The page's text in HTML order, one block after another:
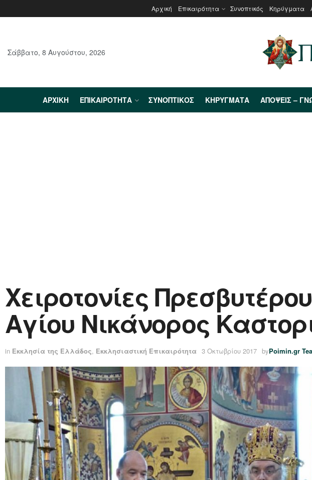
Αρχική Επικαιρότητα Συνοπτικός Κηρύγματα
Σάββατο, 8 Αυγούστου, 2026
ΑΡΧΙΚΉ ΕΠΙΚΑΙΡΌΤΗΤΑ ΣΥΝΟΠΤΙΚΌΣ ΚΗΡΎΓΜΑΤΑ ΑΠΌΨΕΙΣ –
Χειροτονίες
Αγίου Νικάνορος
in Εκκλησία της Ελλάδος, Εκκλησιαστική Επικαιρότητα 3 Οκτωβρίου 2017 byPoimin.gr